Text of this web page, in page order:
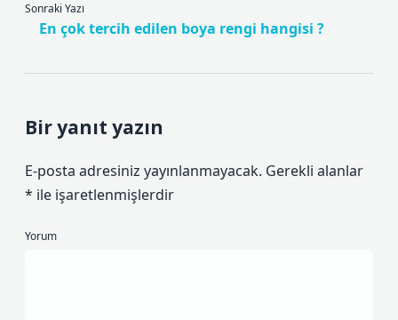
Sonraki Yazı
En çok tercih edilen boya rengi hangisi ?
Bir yanıt yazın
E-posta adresiniz yayınlanmayacak. Gerekli alanlar
* ile işaretlenmişlerdir
Yorum